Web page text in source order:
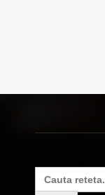
Search
for: